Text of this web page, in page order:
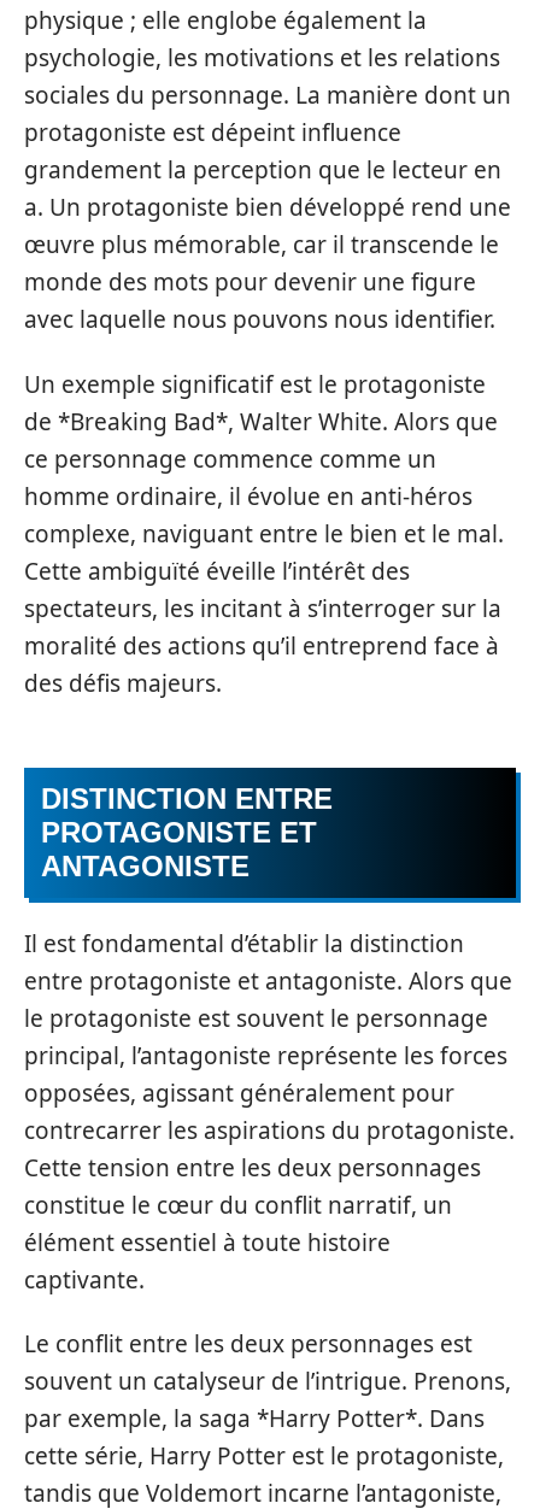
physique ; elle englobe également la
psychologie, les motivations et les relations
sociales du personnage. La manière dont un
protagoniste est dépeint influence
grandement la perception que le lecteur en
a. Un protagoniste bien développé rend une
œuvre plus mémorable, car il transcende le
monde des mots pour devenir une figure
avec laquelle nous pouvons nous identifier.
Un exemple significatif est le protagoniste
de *Breaking Bad*, Walter White. Alors que
ce personnage commence comme un
homme ordinaire, il évolue en anti-héros
complexe, naviguant entre le bien et le mal.
Cette ambiguïté éveille l’intérêt des
spectateurs, les incitant à s’interroger sur la
moralité des actions qu’il entreprend face à
des défis majeurs.
DISTINCTION ENTRE
PROTAGONISTE ET
ANTAGONISTE
Il est fondamental d’établir la distinction
entre protagoniste et antagoniste. Alors que
le protagoniste est souvent le personnage
principal, l’antagoniste représente les forces
opposées, agissant généralement pour
contrecarrer les aspirations du protagoniste.
Cette tension entre les deux personnages
constitue le cœur du conflit narratif, un
élément essentiel à toute histoire
captivante.
Le conflit entre les deux personnages est
souvent un catalyseur de l’intrigue. Prenons,
par exemple, la saga *Harry Potter*. Dans
cette série, Harry Potter est le protagoniste,
tandis que Voldemort incarne l’antagoniste,